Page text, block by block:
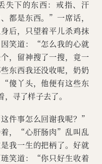
失下的东西：戒指、汗
都是东西。”一席话，
后，只望着平儿杀鸡抹
笑道：“怎么我的心就
，留神搜了一搜，竟一
东西我还没收呢，奶奶
傻丫头，他便有这些东
寻了样子去了。
件事怎么回谢我呢？”
着，“心肝肠肉”乱叫乱
我一生的把柄了。好就
笑道：“你只好生收着